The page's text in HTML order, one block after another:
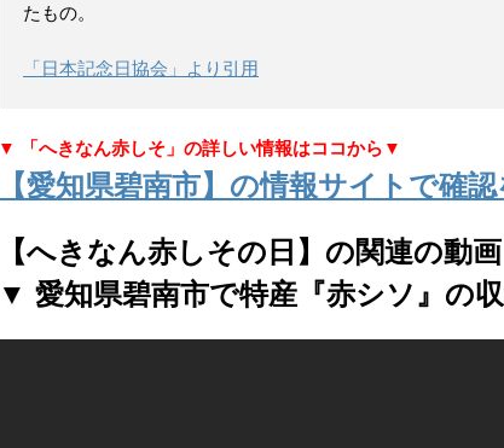
たもの。
「日本記念日協会」より引用
▼ 「へきなん赤しそ」の詳しい情報はココから▼
【愛知県碧南市】の情報サイトで確認
【へきなん赤しその日】の関連の動画
▼ 愛知県碧南市で特産『赤シソ』の